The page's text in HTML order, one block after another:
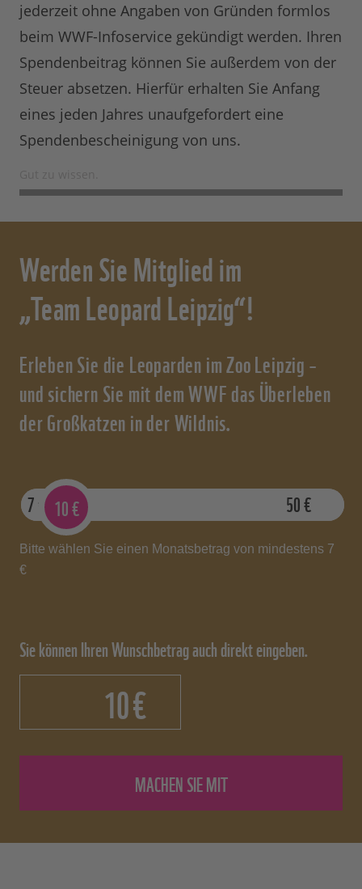
jederzeit ohne Angaben von Gründen formlos
beim WWF-Infoservice gekündigt werden. Ihren
Spendenbeitrag können Sie außerdem von der
Steuer absetzen. Hierfür erhalten Sie Anfang
eines jeden Jahres unaufgefordert eine
Spendenbescheinigung von uns.
Werden Sie Mitglied im
„Team Leopard Leipzig“!
Erleben Sie die Leoparden im Zoo Leipzig –
und sichern Sie mit dem WWF das Überleben
der Großkatzen in der Wildnis.
10€
7 € 50€
Bitte wählen Sie einen Monatsbetrag von mindestens 7
€
Sie können Ihren Wunschbetrag auch direkt eingeben.
€